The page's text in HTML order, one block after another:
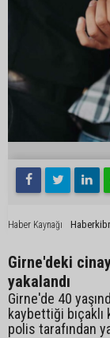
Haber Kaynağı
Girne'deki
yakalandı
Girne'de 40
kaybettiği bıçaklı
polis tarafından